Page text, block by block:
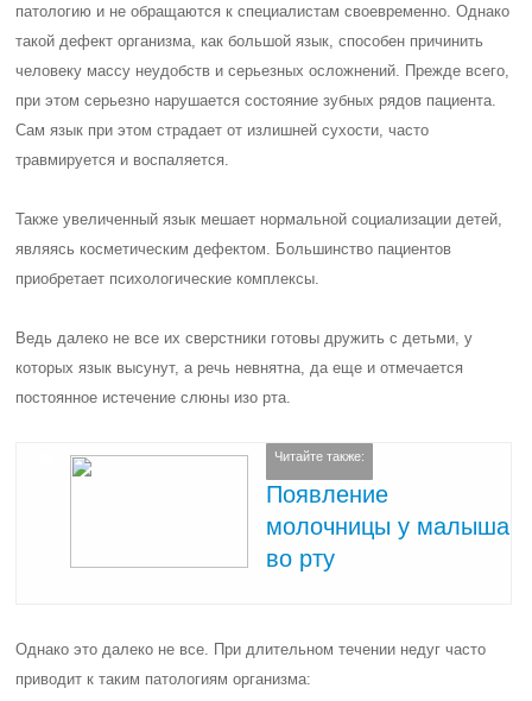
патологию и не обращаются к специалистам своевременно. Однако
такой дефект организма, как большой язык, способен причинить
человеку массу неудобств и серьезных осложнений. Прежде всего,
при этом серьезно нарушается состояние зубных рядов пациента.
Сам язык при этом страдает от излишней сухости, часто
травмируется и воспаляется.
Также увеличенный язык мешает нормальной социализации детей,
являясь косметическим дефектом. Большинство пациентов
приобретает психологические комплексы.
Ведь далеко не все их сверстники готовы дружить с детьми, у
которых язык высунут, а речь невнятна, да еще и отмечается
постоянное истечение слюны изо рта.
Читайте также:
Появление
молочницы у малыша
во рту
Однако это далеко не все. При длительном течении недуг часто
приводит к таким патологиям организма: